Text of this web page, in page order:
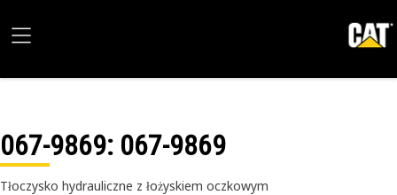
067-9869: 067-9869
Tłoczysko hydrauliczne z łożyskiem oczkowym